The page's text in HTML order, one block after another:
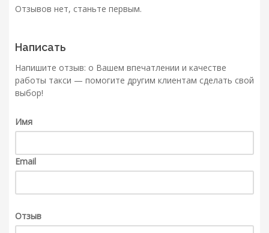
Отзывов нет, станьте первым.
Написать
Напишите отзыв: о Вашем впечатлении и качестве
работы такси — помогите другим клиентам сделать свой
выбор!
Имя
Email
Отзыв